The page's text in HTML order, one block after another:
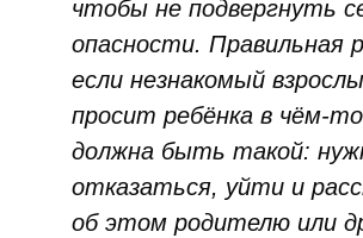
чтобы не подвергнуть
опасности. Правильная
если незнакомый
просит ребёнка в чём-
должна быть такой:
отказаться, уйти и
об этом родителю или